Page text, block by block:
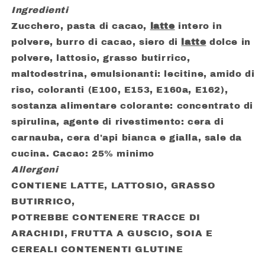
AL
LATTE
GR.
250
GR.
250
Ingredienti
Zucchero, pasta di cacao,
latte intero in
polvere, burro di cacao, siero di
latte dolce in
polvere, lattosio, grasso butirrico,
maltodestrina, emulsionanti: lecitine, amido di
riso, coloranti (E100, E153, E160a, E162),
sostanza alimentare colorante: concentrato di
spirulina, agente di rivestimento: cera di
carnauba, cera d'api bianca e gialla, sale da
cucina. Cacao: 25% minimo
Allergeni
CONTIENE LATTE, LATTOSIO, GRASSO
BUTIRRICO,
POTREBBE CONTENERE TRACCE DI
ARACHIDI, FRUTTA A GUSCIO, SOIA E
CEREALI CONTENENTI GLUTINE